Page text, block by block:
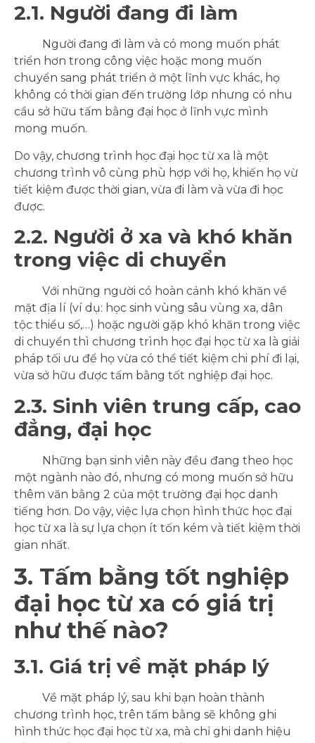
2.1. Người đang đi làm
Người đang đi làm và có mong muốn phát
triển hơn trong công việc hoặc mong muốn
chuyển sang phát triển ở một lĩnh vực khác, họ
không có thời gian đến trường lớp nhưng có nhu
cầu sở hữu tấm bằng đại học ở lĩnh vực mình
mong muốn.
Do vậy, chương trình học đại học từ xa là một
chương trình vô cùng phù hợp với họ, khiến họ vừ
tiết kiệm được thời gian, vừa đi làm và vừa đi học
được.
2.2. Người ở xa và khó khăn
trong việc di chuyển
Với những người có hoàn cảnh khó khăn về
mặt địa lí (ví dụ: học sinh vùng sâu vùng xa, dân
tộc thiểu số,…) hoặc người gặp khó khăn trong việc
di chuyển thì chương trình học đại học từ xa là giải
pháp tối ưu để họ vừa có thể tiết kiệm chi phí đi lại,
vừa sở hữu được tấm bằng tốt nghiệp đại học.
2.3. Sinh viên trung cấp, cao
đẳng, đại học
Những bạn sinh viên này đều đang theo học
một ngành nào đó, nhưng có mong muốn sở hữu
thêm văn bằng 2 của một trường đại học danh
tiếng hơn. Do vậy, việc lựa chọn hình thức học đại
học từ xa là sự lựa chọn ít tốn kém và tiết kiệm thời
gian nhất.
3. Tấm bằng tốt nghiệp
đại học từ xa có giá trị
như thế nào?
3.1. Giá trị về mặt pháp lý
Về mặt pháp lý, sau khi bạn hoàn thành
chương trình học, trên tấm bằng sẽ không ghi
hình thức học đại học từ xa, mà chỉ ghi danh hiệu